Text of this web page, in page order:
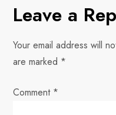
t
n
a
v
Leave a
Your email address will
are marked *
Comment *